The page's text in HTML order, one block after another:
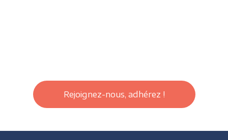
Rejoignez-nous, adhérez !